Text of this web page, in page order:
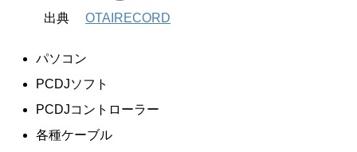
出典 OTAIRECORD
パソコン
PCDJソフト
PCDJコントローラー
各種ケーブル